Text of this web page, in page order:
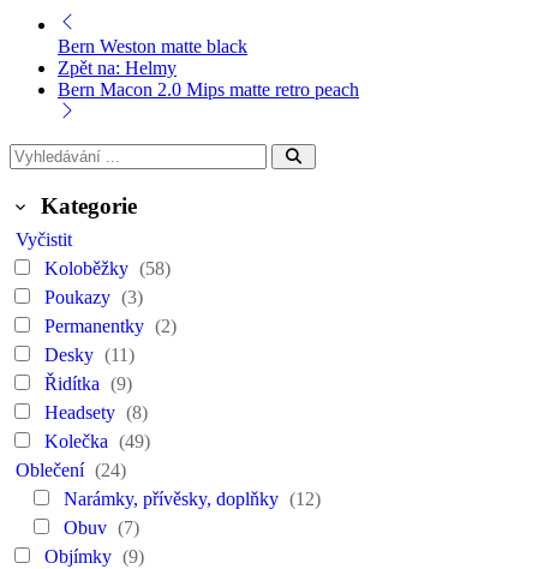
Bern Weston matte black
Zpět na: Helmy
Bern Macon 2.0 Mips matte retro peach
Kategorie
Vyčistit
Koloběžky (58)
Poukazy (3)
Permanentky (2)
Desky (11)
Řidítka (9)
Headsety (8)
Kolečka (49)
Oblečení (24)
Narámky, přívěsky, doplňky (12)
Obuv (7)
Objímky (9)